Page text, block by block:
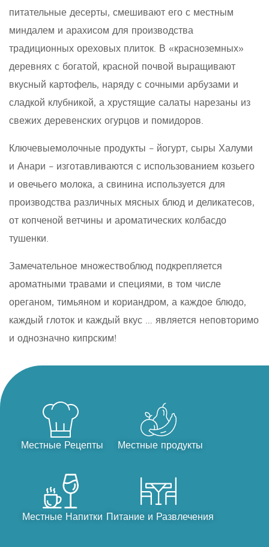
питательные десерты, смешивают его с местным
миндалем и арахисом для производства
традиционных ореховых плиток. В «красноземных»
деревнях с богатой, красной почвой выращивают
вкусный картофель, наряду с сочными арбузами и
сладкой клубникой, а хрустящие салаты нарезаны из
свежих деревенских огурцов и помидоров.
Ключевыемолочные продукты – йогурт, сыры Халуми
и Анари – изготавливаются с использованием козьего
и овечьего молока, а свинина используется для
производства различных мясных блюд и деликатесов,
от копченой ветчины и ароматических колбасдо
тушенки.
Замечательное множествоблюд подкрепляется
ароматными травами и специями, в том числе
ореганом, тимьяном и кориандром, а каждое блюдо,
каждый глоток и каждый вкус … является неповторимо
и однозначно кипрским!
Местные Рецепты
Местные Напитки
Местные продукты
Питание и Развлечения